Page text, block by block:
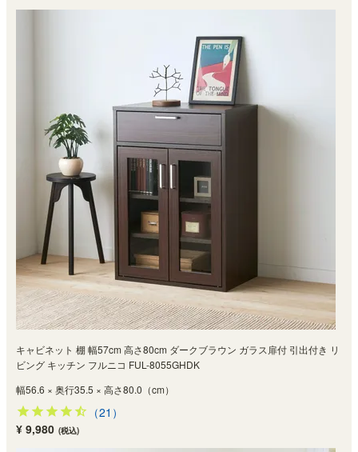
キャビネット 棚 幅57cm 高さ80cm ダークブラウン ガラス扉付 引出付き リ
ビング キッチン フルニコ FUL-8055GHDK
幅56.6 × 奥行35.5 × 高さ80.0（cm）
（21）
¥ 9,980 (税込)